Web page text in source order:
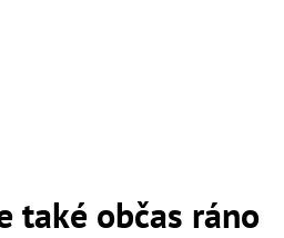
také občas ráno